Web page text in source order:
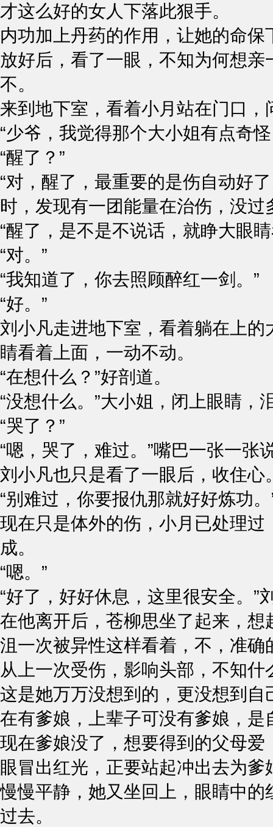
才这么好的女人下落此狠手。
内功加上丹药的作用，让她的命
放好后，看了一眼，不知为何想
不。
来到地下室，看着小月站在门口，
“少爷，我觉得那个大小姐有点奇怪
“醒了？”
“对，醒了，最重要的是伤自动好
时，发现有一团能量在治伤，没过
“醒了，是不是不说话，就睁大眼
“对。”
“我知道了，你去照顾醉红一剑。”
“好。”
刘小凡走进地下室，看着躺在上
睛看着上面，一动不动。
“在想什么？”好剖道。
“没想什么。”大小姐，闭上眼睛，
“哭了？”
“嗯，哭了，难过。”嘴巴一张一
刘小凡也只是看了一眼后，收住心
“别难过，你要报仇那就好好炼功
现在只是体外的伤，小月已处理
成。
“嗯。”
“好了，好好休息，这里很安全。”
在他离开后，苍柳思坐了起来，
沮一次被异性这样看着，不，准确
从上一次受伤，影响头部，不知
这是她万万没想到的，更没想到
在有爹娘，上辈子可没有爹娘，
现在爹娘没了，想要得到的父母
眼冒出红光，正要站起冲出去为
慢慢平静，她又坐回上，眼睛中
过去。